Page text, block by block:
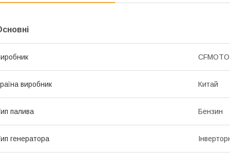
CFMOTO
виробник Китай
палива Бензин
генератора